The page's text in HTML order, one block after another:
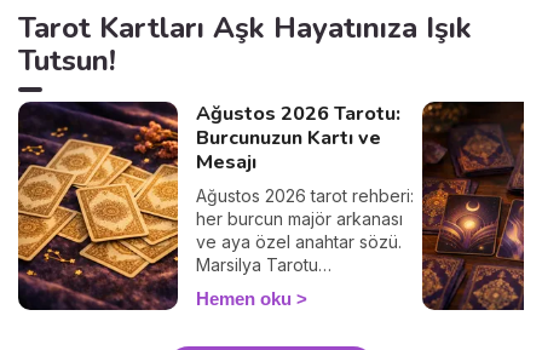
Tarot Kartları Aşk Hayatınıza Işık
Tutsun!
Ağustos 2026 Tarotu:
Burcunuzun Kartı ve
Mesajı
Ağustos 2026 tarot rehberi:
her burcun majör arkanası
ve aya özel anahtar sözü.
Marsilya Tarotu
geleneğinde kişisel kartınızı
bir tarotçuyla okuyun.
Hemen oku